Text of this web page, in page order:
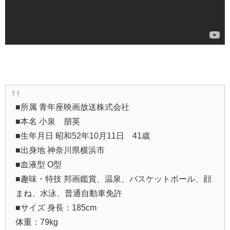
■所属 青年座映画放送株式会社
■本名 小泉 朋英
■生年月日 昭和52年10月11日 41歳
■出身地 神奈川県横浜市
■血液型 O型
■趣味・特技 邦画鑑賞、温泉、バスケットボール、顔
まね、水泳、普通自動車免許
■サイズ 身長：185cm
体重：79kg